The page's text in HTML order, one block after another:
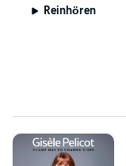
Reinhören